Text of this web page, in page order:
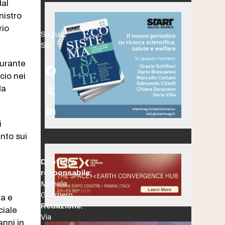
nei
sui
e
in
Seguici
Su:
Facebook
Twitter
(deprecated)
LinkedIn
Direttore
responsabile:
Michele
Guerriero
Redazione:
Via